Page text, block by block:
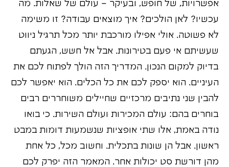
אפשרויות, של חופש, ובעיקר – עולם של שאלות. מה
עכשיו? לאן הולכים? איך מוצאים עבודה? זו משימה
לא פשוטה. אולי אפילו מורכבת יותר מכל תרגיל ניווט
שעשיתם אי פעם בטירונות. אבל אל חשש, הגעתם
בדיוק למקום הנכון. המדריך הזה הולך לפתוח לכם את
העיניים. הוא יספק לכם את כל הכלים. הוא יאפשר לכם
להבין שני נתיבים מרכזיים שחיילים משוחררים רבים
בוחרים בהם: עולם המכירות ועולם השירות. כי בואו
נודה באמת, אלו שתי אופציות שנשמעות דומות במבט
ראשון. אבל הן שונות בתכלית. וחשוב מכל, כל אחת
מהן דורשת סט יכולות אחר. המאמר הזה יפרק לכם